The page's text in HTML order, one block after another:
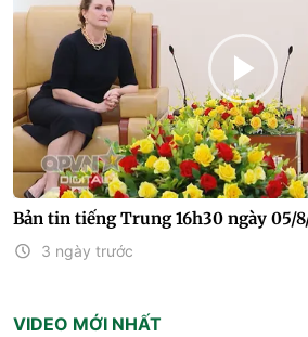
Bản tin tiếng Trung 16h30 ngày 05/
3 ngày trước
VIDEO MỚI NHẤT